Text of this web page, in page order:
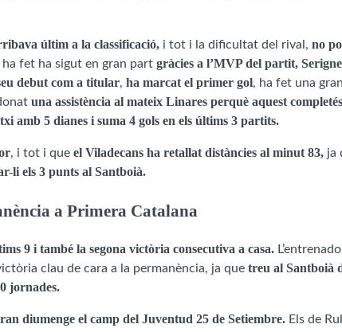
últim a la classificació, i tot i la dificultat del rival, no
ha fet ha sigut en gran part gràcies a l’MVP del partit,
debut com a titular, ha marcat el primer gol, ha fet una
una assistència al mateix Linares perquè aquest
amb 5 dianes i suma 4 gols en els últims 3 partits.
, i tot i que el Viladecans ha retallat distàncies al minut 83, ja
li els 3 punts al Santboià.
a Primera Catalana
9 i també la segona victòria consecutiva a casa.
clau de cara a la permanència, ja que treu al Santboià
jornades.
diumenge el camp del Juventud 25 de Setiembre. Els de